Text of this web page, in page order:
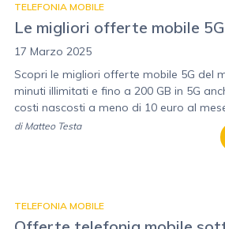
TELEFONIA MOBILE
Le migliori offerte mobile
17 Marzo 2025
Scopri le migliori offerte mobile 5G del
minuti illimitati e fino a 200 GB in 5G
costi nascosti a meno di 10 euro al
di Matteo Testa
TELEFONIA MOBILE